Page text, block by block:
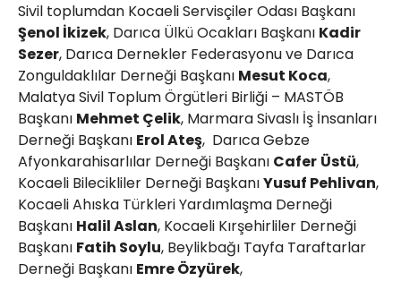
Sivil toplumdan Kocaeli Servisçiler Odası Başkanı
Şenol İkizek, Darıca Ülkü Ocakları Başkanı Kadir
Sezer, Darıca Dernekler Federasyonu ve Darıca
Zonguldaklılar Derneği Başkanı Mesut Koca,
Malatya Sivil Toplum Örgütleri Birliği – MASTÖB
Başkanı Mehmet Çelik, Marmara Sivaslı İş İnsanları
Derneği Başkanı Erol Ateş, Darıca Gebze
Afyonkarahisarlılar Derneği Başkanı Cafer Üstü,
Kocaeli Bilecikliler Derneği BaşkanıYusuf Pehlivan,
Kocaeli Ahıska Türkleri Yardımlaşma Derneği
Başkanı Halil Aslan, Kocaeli Kırşehirliler Derneği
Başkanı Fatih Soylu, Beylikbağı Tayfa Taraftarlar
Derneği Başkanı Emre Özyürek,